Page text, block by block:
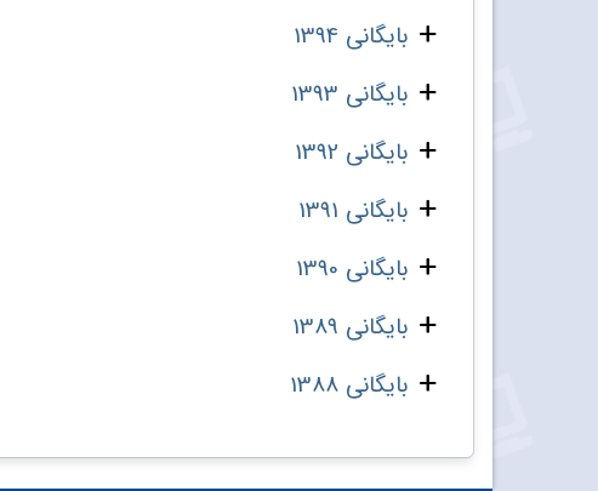
بایگانی 1394
بایگانی 1393
بایگانی 1392
بایگانی 1391
بایگانی 1390
بایگانی 1389
بایگانی 1388